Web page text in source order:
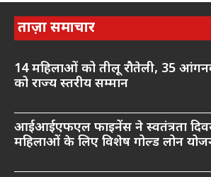
ताज़ा समाचार
14 महिलाओं को तीलू रौतेली, 35
को राज्य स्तरीय सम्मान
आईआईएफएल फाइनेंस ने स्वतंत्रता
महिलाओं के लिए विशेष गोल्ड लोन